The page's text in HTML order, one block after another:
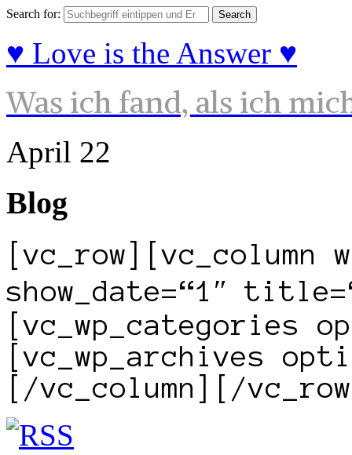
Search for:
♥ Love is the Answer ♥
Was ich fand, als ich
April 22
Blog
[vc_row][vc_column
show_date=“1″
[vc_wp_categories
[vc_wp_archives
[/vc_column][/